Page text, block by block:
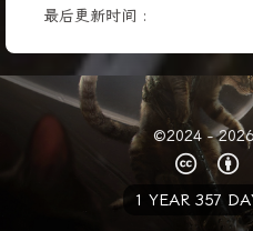
最后更新时间 :
©2024 -
1 YEAR 357